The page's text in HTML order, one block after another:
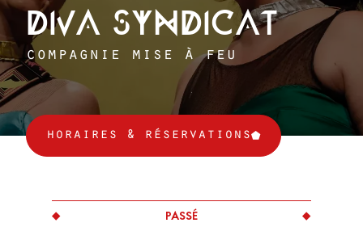
DIVA SYNDICAT
compagnie mise à feu
horaires & réservations
PASSÉ